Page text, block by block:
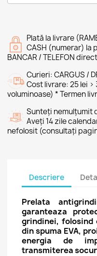
Plată la livrare
CASH (numerar) la
BANCAR / TELEFON
Curieri: CARGUS /
Cost livrare: 25 lei
voluminoase) * Termen
Sunteți nemulțumit
Aveți 14 zile
nefolosit (consultați
Descriere
Prelata
garanteaza
grindinei, folosind
din spuma EVA,
energia de
transmiterea